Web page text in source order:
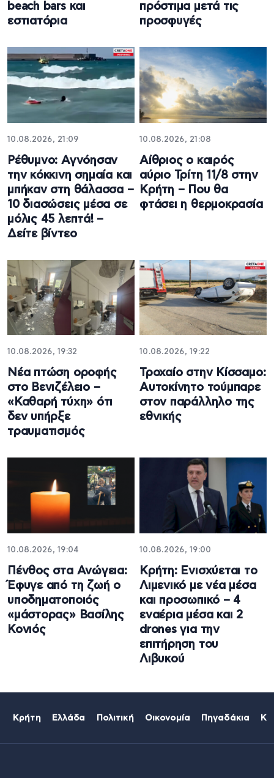
beach bars και
εστιατόρια
πρόστιμα μετά τις
προσφυγές
10.08.2026, 21:09
Ρέθυμνο: Αγνόησαν
την κόκκινη σημαία και
μπήκαν στη θάλασσα –
10 διασώσεις μέσα σε
μόλις 45 λεπτά! –
Δείτε βίντεο
10.08.2026, 21:08
Αίθριος ο καιρός
αύριο Τρίτη 11/8 στην
Κρήτη – Που θα
φτάσει η θερμοκρασία
10.08.2026, 19:32
Νέα πτώση οροφής
στο Βενιζέλειο –
«Καθαρή τύχη» ότι
δεν υπήρξε
τραυματισμός
10.08.2026, 19:22
Τροχαίο στην Κίσσαμο:
Αυτοκίνητο τούμπαρε
στον παράλληλο της
εθνικής
10.08.2026, 19:04
Πένθος στα Ανώγεια:
Έφυγε από τη ζωή ο
υποδηματοποιός
«μάστορας» Βασίλης
Κονιός
10.08.2026, 19:00
Κρήτη: Ενισχύεται το
Λιμενικό με νέα μέσα
και προσωπικό – 4
εναέρια μέσα και 2
drones για την
επιτήρηση του
Λιβυκού
Κρήτη Ελλάδα Πολιτική Οικονομία Πηγαδάκια